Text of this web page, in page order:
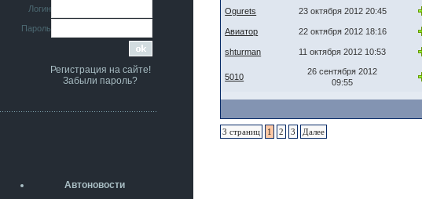
iMrCoffeeBLR4
11 июля 2026
[b]era124[/b],
Ага понял буду знать спасибо
era124
7 июля 2026
разболтовка 5х114.3 спокойно
А здесь уже кладбищенская тишина...
Логин
Пароль
Регистрация на сайте!
Забыли пароль?
Автоновости
Ogurets 23 октября 2012 20:45
Авиатор 22 октября 2012 18:16
shturman 11 октября 2012 10:53
5010
26 сентября 2012
09:55
3 страниц 1 2 3 Далее